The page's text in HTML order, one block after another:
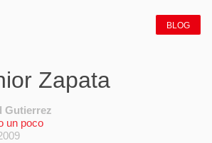
BLOG
Zapata
Gutierrez
un poco